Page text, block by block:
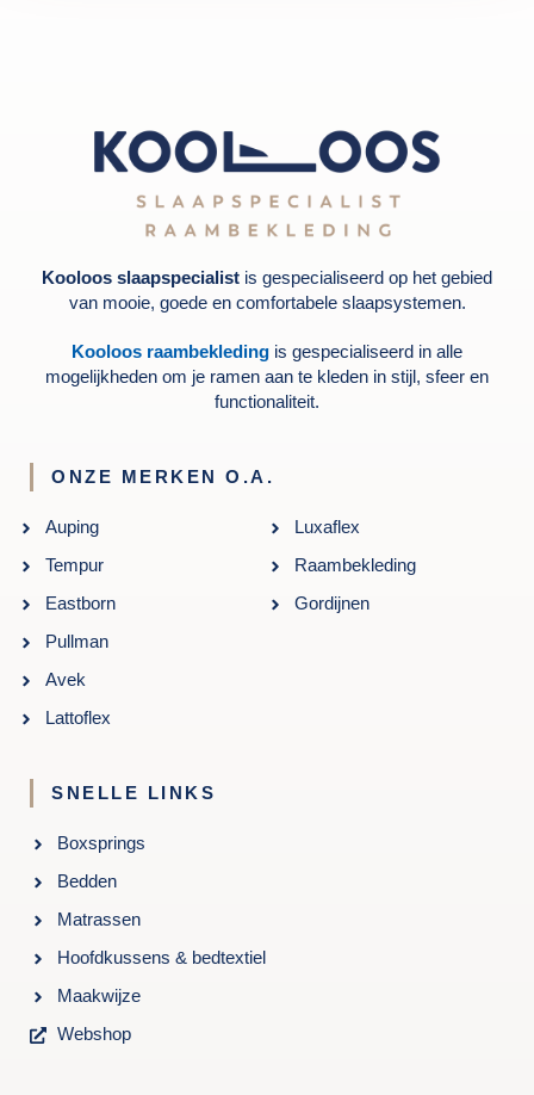
Kooloos slaapspecialist is gespecialiseerd op het gebied
van mooie, goede en comfortabele slaapsystemen.
Kooloos raambekleding is gespecialiseerd in alle
mogelijkheden om je ramen aan te kleden in stijl, sfeer en
functionaliteit.
ONZE MERKEN O.A.
Auping
Tempur
Eastborn
Pullman
Avek
Lattoflex
Luxaflex
Raambekleding
Gordijnen
SNELLE LINKS
Boxsprings
Bedden
Matrassen
Hoofdkussens & bedtextiel
Maakwijze
Webshop